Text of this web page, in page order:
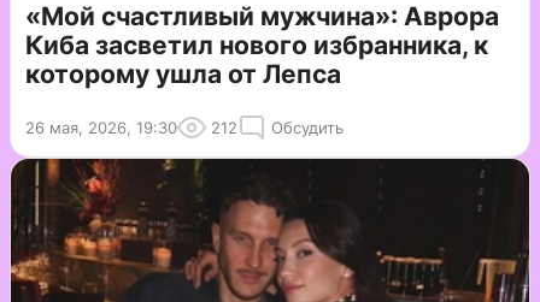
«Мой счастливый мужчина»: Аврора
Киба засветил нового избранника, к
которому ушла от Лепса
26 мая, 2026, 19:30 212 Обсудить